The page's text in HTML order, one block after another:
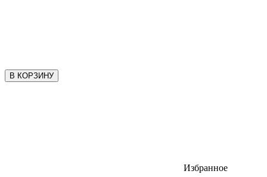
В КОРЗИНУ
Избранное